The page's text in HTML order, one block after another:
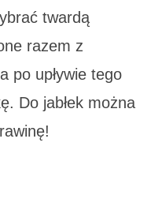
twardą
razem z
po upływie tego
Do jabłek można